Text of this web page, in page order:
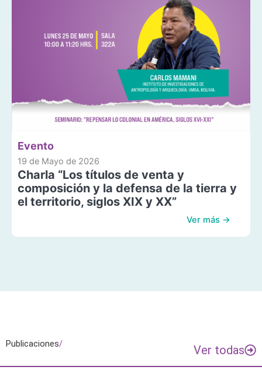
Evento
19 de Mayo de 2026
Charla “Los títulos de venta y
composición y la defensa de la tierra y
el territorio, siglos XIX y XX”
Ver más →
Publicaciones/ Ver todas